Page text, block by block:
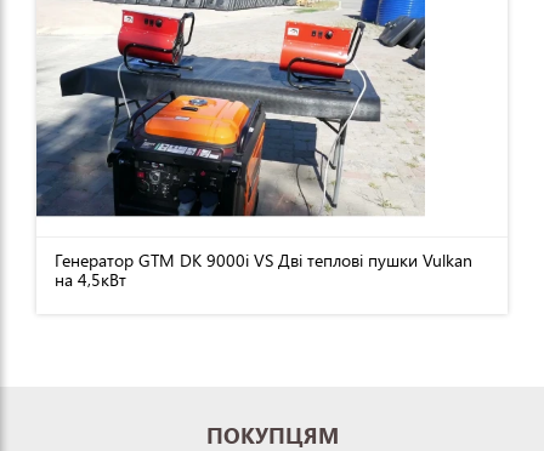
Генератор GTM DK 9000i VS Дві теплові пушки Vulkan
на 4,5кВт
ПОКУПЦЯМ